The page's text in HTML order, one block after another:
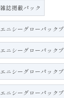
雑誌掲載パック
エニシーグローパック
エニシーグローパック
エニシーグローパック
エニシーグローパック